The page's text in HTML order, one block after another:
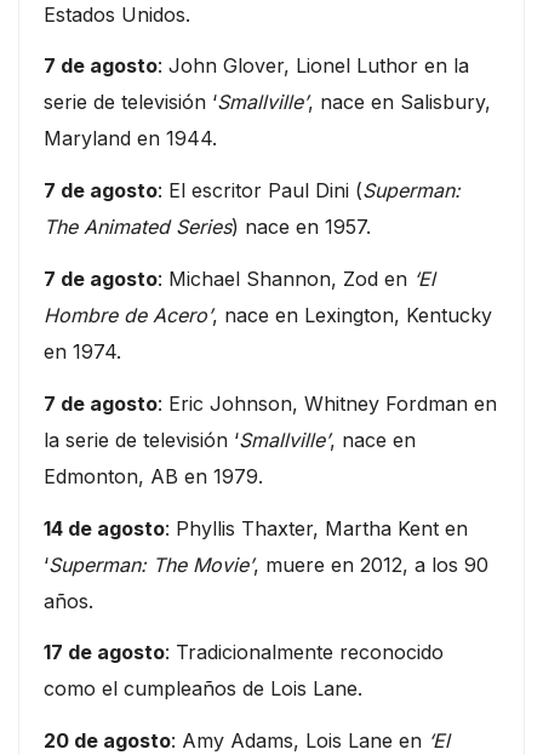
Estados Unidos.
7 de agosto: John Glover, Lionel Luthor en la
serie de televisión ‘Smallville’, nace en Salisbury,
Maryland en 1944.
7 de agosto: El escritor Paul Dini (Superman:
The Animated Series) nace en 1957.
7 de agosto: Michael Shannon, Zod en ‘El
Hombre de Acero’, nace en Lexington, Kentucky
en 1974.
7 de agosto: Eric Johnson, Whitney Fordman en
la serie de televisión ‘Smallville’, nace en
Edmonton, AB en 1979.
14 de agosto: Phyllis Thaxter, Martha Kent en
‘Superman: The Movie’, muere en 2012, a los 90
años.
17 de agosto: Tradicionalmente reconocido
como el cumpleaños de Lois Lane.
20 de agosto: Amy Adams, Lois Lane en ‘El